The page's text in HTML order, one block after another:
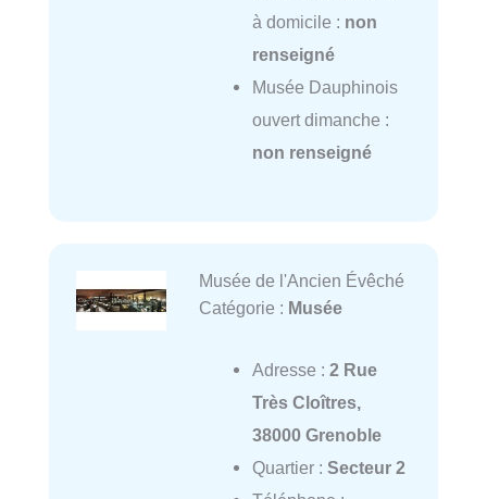
à domicile : non
renseigné
Musée Dauphinois
ouvert dimanche :
non renseigné
Musée de l'Ancien Évêché
Catégorie : Musée
Adresse : 2 Rue
Très Cloîtres,
38000 Grenoble
Quartier : Secteur 2